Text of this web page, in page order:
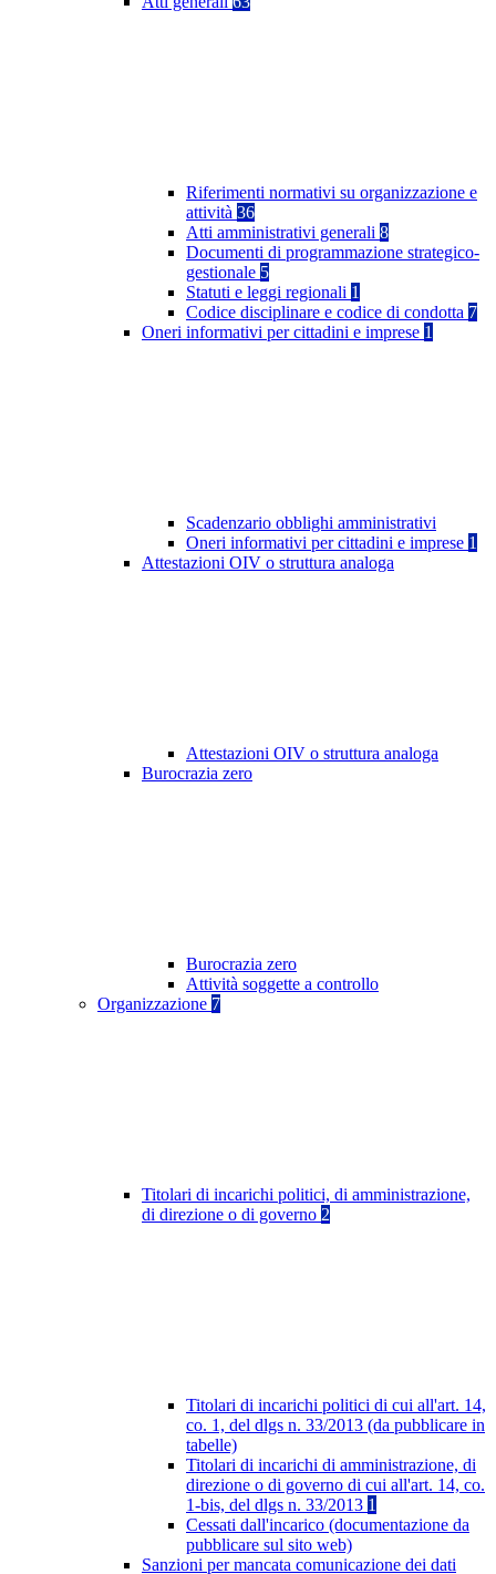
Riferimenti normativi su organizzazione e
attività 36
Atti amministrativi generali 8
Documenti di programmazione strategico-
gestionale 5
Statuti e leggi regionali 1
Codice disciplinare e codice di condotta 7
Oneri informativi per cittadini e imprese 1
Scadenzario obblighi amministrativi
Oneri informativi per cittadini e imprese 1
Attestazioni OIV o struttura analoga
Attestazioni OIV o struttura analoga
Burocrazia zero
Burocrazia zero
Attività soggette a controllo
Organizzazione 7
Titolari di incarichi politici, di amministrazione,
di direzione o di governo 2
Titolari di incarichi politici di cui all'art. 14,
co. 1, del dlgs n. 33/2013 (da pubblicare in
tabelle)
Titolari di incarichi di amministrazione, di
direzione o di governo di cui all'art. 14, co.
1-bis, del dlgs n. 33/2013 1
Cessati dall'incarico (documentazione da
pubblicare sul sito web)
Sanzioni per mancata comunicazione dei dati